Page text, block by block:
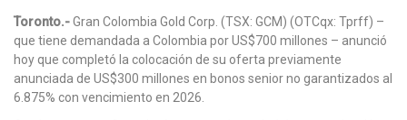
Toronto.-Gran Colombia Gold Corp. (TSX: GCM) (OTCqx: Tprff) –
que tiene demandada a Colombia por US$700 millones – anunció
hoy que completó la colocación de su oferta previamente
anunciada de US$300 millones en bonos senior no garantizados al
6.875% con vencimiento en 2026.